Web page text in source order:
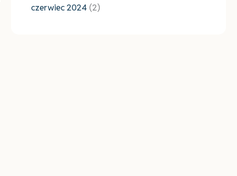
czerwiec 2024 (2)